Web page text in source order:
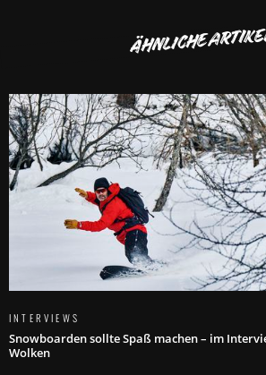
ÄHNLICHE
INTERVIEWS
Snowboarden sollte Spaß machen – im
Wolken